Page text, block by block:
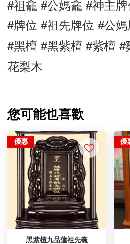
#祖龕 #公媽龕 #神主
#牌位 #祖先牌位 #公媽
#黑檀 #黑紫檀 #紫檀 #
花梨木
您可能也喜歡
優惠
黑紫檀九品蓮祖先龕
優